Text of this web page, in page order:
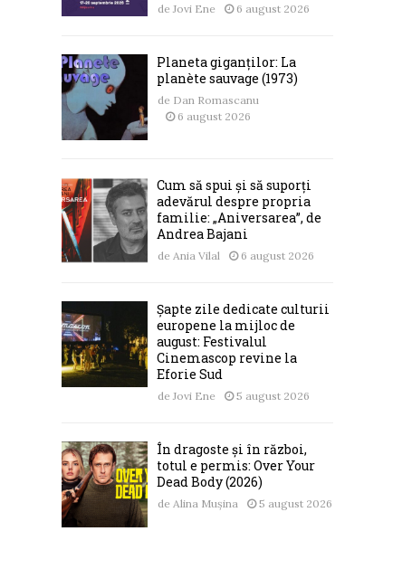
de Jovi Ene 6 august 2026
Planeta giganților: La
planète sauvage (1973)
de Dan Romascanu
6 august 2026
Cum să spui și să suporți
adevărul despre propria
familie: „Aniversarea”, de
Andrea Bajani
de Ania Vilal 6 august 2026
Șapte zile dedicate culturii
europene la mijloc de
august: Festivalul
Cinemascop revine la
Eforie Sud
de Jovi Ene 5 august 2026
În dragoste și în război,
totul e permis: Over Your
Dead Body (2026)
de Alina Mușina 5 august 2026